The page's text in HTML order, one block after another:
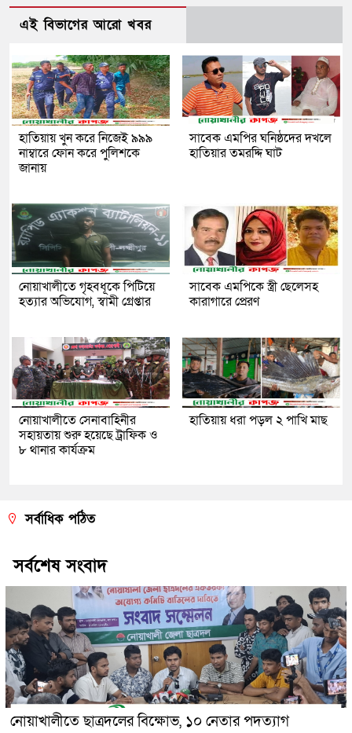
এই বিভাগের আরো খবর
হাতিয়ায় খুন করে নিজেই ৯৯৯
নাম্বারে ফোন করে পুলিশকে
জানায়
সাবেক এমপির ঘনিষ্ঠদের দখলে
হাতিয়ার তমরদ্দি ঘাট
নোয়াখালীতে গৃহবধূকে পিটিয়ে
হত্যার অভিযোগ, স্বামী গ্রেপ্তার
সাবেক এমপিকে স্ত্রী ছেলেসহ
কারাগারে প্রেরণ
নোয়াখালীতে সেনাবাহিনীর
সহায়তায় শুরু হয়েছে ট্রাফিক ও
৮ থানার কার্যক্রম
হাতিয়ায় ধরা পড়ল ২ পাখি মাছ
সর্বাধিক পঠিত
সর্বশেষ সংবাদ
নোয়াখালীতে ছাত্রদলের বিক্ষোভ, ১০ নেতার পদত্যাগ